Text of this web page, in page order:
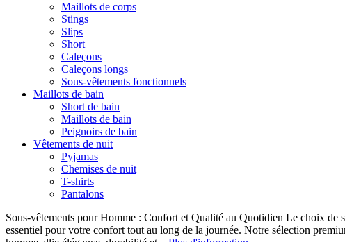
Maillots de corps
Stings
Slips
Short
Caleçons
Caleçons longs
Sous-vêtements fonctionnels
Maillots de bain
Short de bain
Maillots de bain
Peignoirs de bain
Vêtements de nuit
Pyjamas
Chemises de nuit
T-shirts
Pantalons
Sous-vêtements pour Homme : Confort et Qualité au Quotidien Le choix de
essentiel pour votre confort tout au long de la journée. Notre sélection